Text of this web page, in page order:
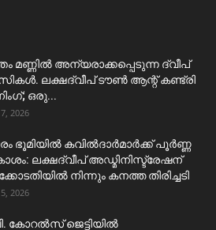
മണ്ണിൽ അന്യരാക്കപ്പെടുന്ന ദ്വീപ്
ലക്ഷദ്വീപ് ടൗൺ ആന്റ് കണ്ട്രി
ഒരു...
2026
ഭൂമിയിൽ കവിൽദാർമാർക്ക് പൂർണ്ണ
ലക്ഷദ്വീപ് അഡ്മിനിസ്ട്രേഷന്
നിന്നും കനത്ത തിരിച്ചടി
2026
കോറൽസ് ജെട്ടിയിൽ